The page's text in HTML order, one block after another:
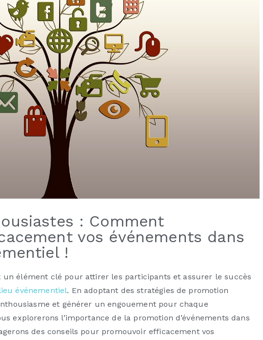
: Comment
vos événements dans
!
un élément clé pour attirer les participants et assurer le succès
événementiel. En adoptant des stratégies de promotion
et générer un engouement pour chaque
explorerons l’importance de la promotion d’événements dans
des conseils pour promouvoir efficacement vos